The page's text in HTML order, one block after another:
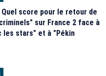
score pour le retour de
sur France 2 face à
les stars" et à "Pékin